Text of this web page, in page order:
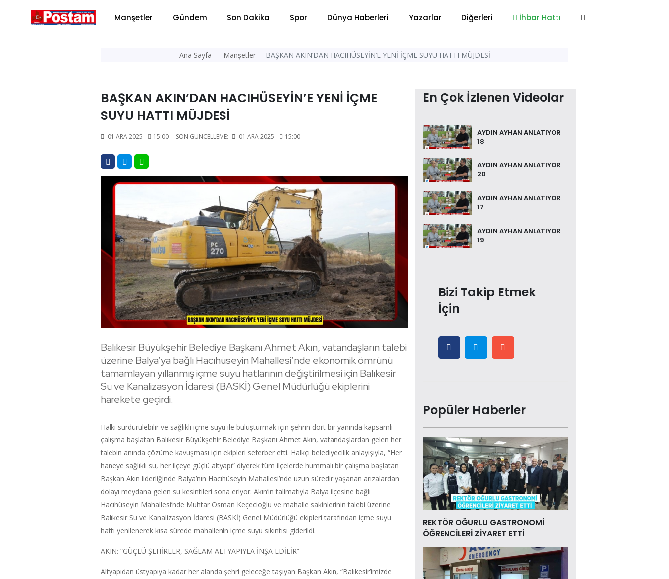
Manşetler Gündem Son Dakika Spor Dünya Haberleri Yazarlar Diğerleri İhbar Hattı
Ana Sayfa Manşetler BAŞKAN AKIN’DAN HACIHÜSEYİN’E YENİ İÇME SUYU HATTI MÜJDESİ
BAŞKAN AKIN’DAN HACIHÜSEYİN’E YENİ İÇME
SUYU HATTI MÜJDESİ
01 ARA 2025 - 15:00 SON GÜNCELLEME: 01 ARA 2025 - 15:00
Balıkesir Büyükşehir Belediye Başkanı Ahmet Akın, vatandaşların talebi
üzerine Balya’ya bağlı Hacıhüseyin Mahallesi’nde ekonomik ömrünü
tamamlayan yıllanmış içme suyu hatlarının değiştirilmesi için Balıkesir
Su ve Kanalizasyon İdaresi (BASKİ) Genel Müdürlüğü ekiplerini
harekete geçirdi.
Halkı sürdürülebilir ve sağlıklı içme suyu ile buluşturmak için şehrin dört bir yanında kapsamlı
çalışma başlatan Balıkesir Büyükşehir Belediye Başkanı Ahmet Akın, vatandaşlardan gelen her
talebin anında çözüme kavuşması için ekipleri seferber etti. Halkçı belediyecilik anlayışıyla, “Her
haneye sağlıklı su, her ilçeye güçlü altyapı” diyerek tüm ilçelerde hummalı bir çalışma başlatan
Başkan Akın liderliğinde Balya’nın Hacıhüseyin Mahallesi’nde uzun süredir yaşanan arızalardan
dolayı meydana gelen su kesintileri sona eriyor. Akın’ın talimatıyla Balya ilçesine bağlı
Hacıhüseyin Mahallesi’nde Muhtar Osman Keçecioğlu ve mahalle sakinlerinin talebi üzerine
Balıkesir Su ve Kanalizasyon İdaresi (BASKİ) Genel Müdürlüğü ekipleri tarafından içme suyu
hattı yenilenerek kısa sürede mahallenin içme suyu sıkıntısı giderildi.
AKIN: “GÜÇLÜ ŞEHİRLER, SAĞLAM ALTYAPIYLA İNŞA EDİLİR”
Altyapıdan üstyapıya kadar her alanda şehri geleceğe taşıyan Başkan Akın, “Balıkesir’imizde
En Çok İzlenen Videolar
AYDIN AYHAN ANLATIYOR
18
AYDIN AYHAN ANLATIYOR
20
AYDIN AYHAN ANLATIYOR
17
AYDIN AYHAN ANLATIYOR
19
Bizi Takip Etmek
İçin
Popüler Haberler
REKTÖR OĞURLU GASTRONOMİ
ÖĞRENCİLERİ ZİYARET ETTİ